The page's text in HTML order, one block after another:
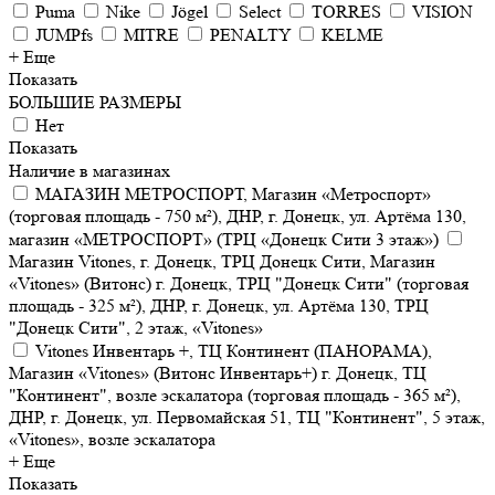
Puma
Nike Jögel Select TORRES
VISION
JUMPfs
MITRE PENALTY
KELME
+ Еще
Показать
БОЛЬШИЕ РАЗМЕРЫ
Нет
Показать
Наличие в магазинах
МАГАЗИН МЕТРОСПОРТ, Магазин «Метроспорт»
(торговая площадь - 750 м²), ДНР, г. Донецк, ул. Артёма 130,
магазин «МЕТРОСПОРТ» (ТРЦ «Донецк Сити 3 этаж»)
Магазин Vitones, г. Донецк, ТРЦ Донецк Сити, Магазин
«Vitones» (Витонс) г. Донецк, ТРЦ "Донецк Сити" (торговая
площадь - 325 м²), ДНР, г. Донецк, ул. Артёма 130, ТРЦ
"Донецк Сити", 2 этаж, «Vitones»
Vitones Инвентарь +, ТЦ Континент (ПАНОРАМА),
Магазин «Vitones» (Витонс Инвентарь+) г. Донецк, ТЦ
"Континент", возле эскалатора (торговая площадь - 365 м²),
ДНР, г. Донецк, ул. Первомайская 51, ТЦ "Континент", 5 этаж,
«Vitones», возле эскалатора
+ Еще
Показать